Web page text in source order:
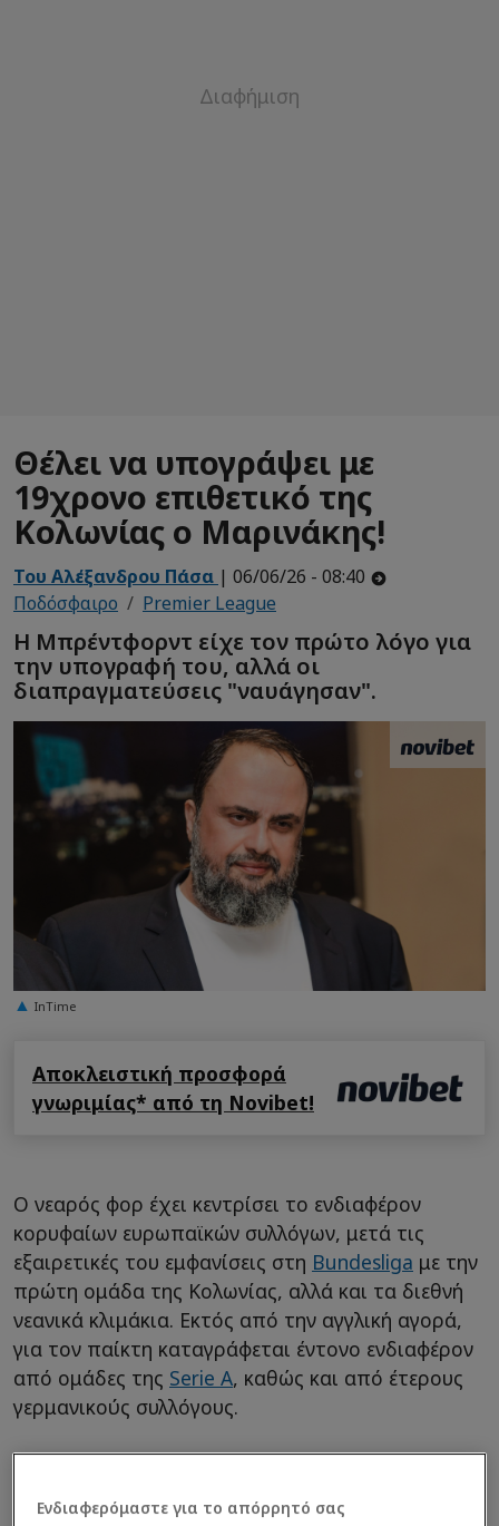
Θέλει να υπογράψει με
19χρονο επιθετικό της
Κολωνίας ο Μαρινάκης!
Του Αλέξανδρου Πάσα | 06/06/26 - 08:40
Ποδόσφαιρο
Premier League
Η Μπρέντφορντ είχε τον πρώτο λόγο για
την υπογραφή του, αλλά οι
διαπραγματεύσεις "ναυάγησαν".
InTime
Αποκλειστική προσφορά
γνωριμίας* από τη Novibet!
Ο νεαρός φορ έχει κεντρίσει το ενδιαφέρον
κορυφαίων ευρωπαϊκών συλλόγων, μετά τις
εξαιρετικές του εμφανίσεις στη Bundesliga με την
πρώτη ομάδα της Κολωνίας, αλλά και τα διεθνή
νεανικά κλιμάκια. Εκτός από την αγγλική αγορά,
για τον παίκτη καταγράφεται έντονο ενδιαφέρον
από ομάδες της Serie A, καθώς και από έτερους
γερμανικούς συλλόγους.
Ενδιαφερόμαστε για το απόρρητό σας